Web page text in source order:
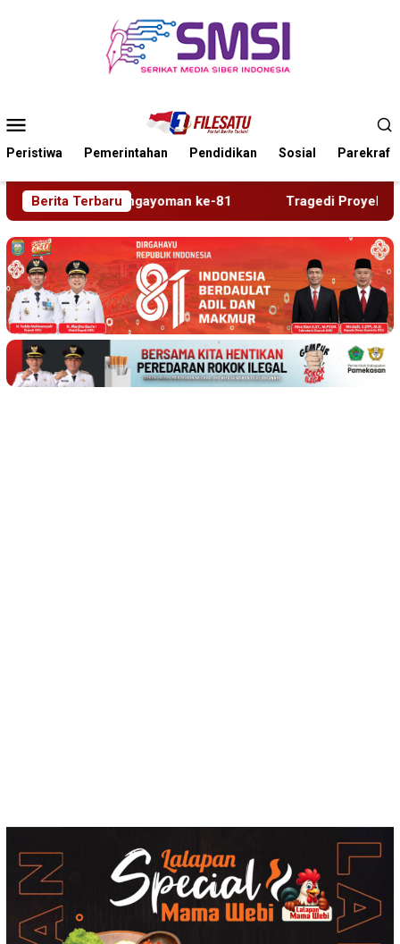
Mobile
Peristiwa Pemerintahan Pendidikan Sosial Parekraf
Berita Terbaru
ke-81 Tragedi Proyek Masjid MIN 5 Madiun: Satu